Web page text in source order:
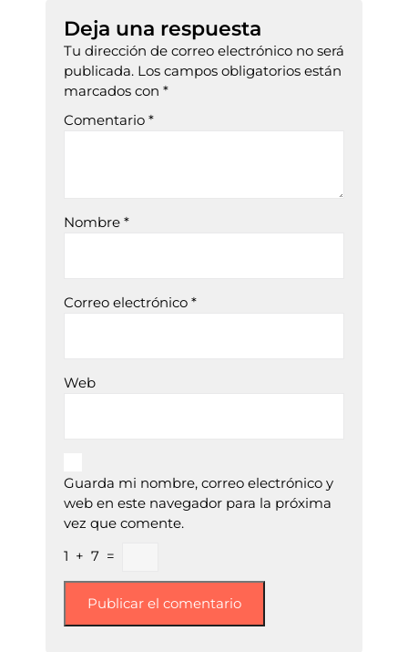
Deja una respuesta
Tu dirección de correo electrónico no será
publicada. Los campos obligatorios están
marcados con *
Comentario *
Nombre *
Correo electrónico *
Web
Guarda mi nombre, correo electrónico y
web en este navegador para la próxima
vez que comente.
1 + 7 =